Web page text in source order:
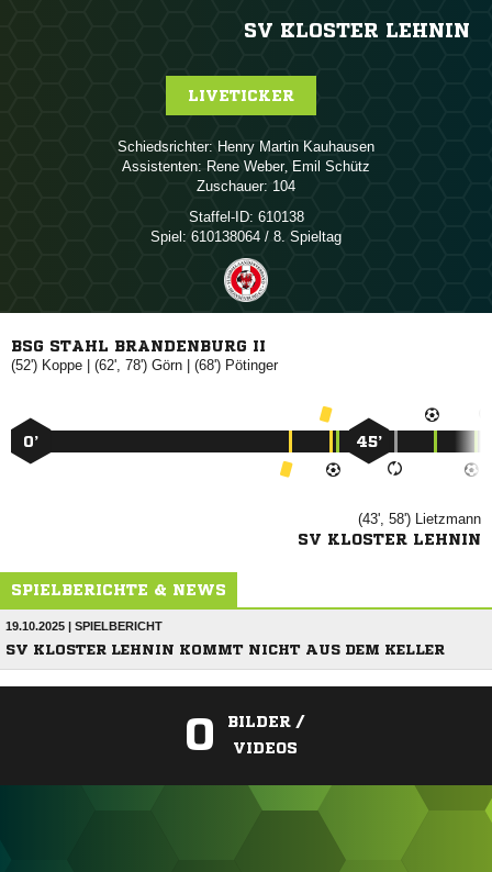
SV KLOSTER LEHNIN
LIVETICKER
Schiedsrichter:   
Assistenten:  ,  
Zuschauer: 104
Staffel-ID: 610138
Spiel: 610138064 / 8. Spieltag
BSG STAHL BRANDENBURG II
(52')  | (62', 78')  | (68') 
0’ 45’
(43', 58') 
SV KLOSTER LEHNIN
SPIELBERICHTE & NEWS
19.10.2025 | SPIELBERICHT
SV KLOSTER LEHNIN KOMMT NICHT AUS DEM KELLER
0
BILDER /
VIDEOS